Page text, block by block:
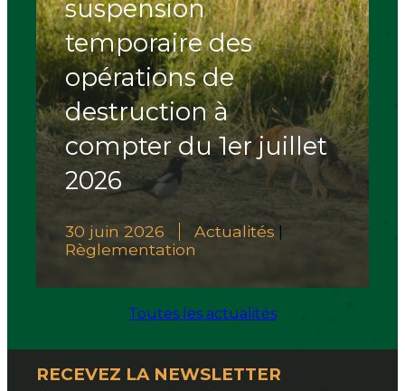
suspension
temporaire des
opérations de
destruction à
compter du 1er juillet
2026
30 juin 2026 Actualités
Règlementation
Toutes les actualités
RECEVEZ LA NEWSLETTER